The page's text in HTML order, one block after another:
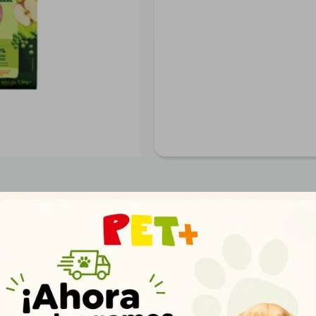
Productos que te pueden interesar